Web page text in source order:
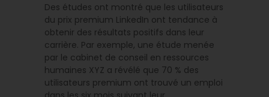
Des études ont montré que les utilisateurs
du prix premium LinkedIn ont tendance à
obtenir des résultats positifs dans leur
carrière. Par exemple, une étude menée
par le cabinet de conseil en ressources
humaines XYZ a révélé que 70 % des
utilisateurs premium ont trouvé un emploi